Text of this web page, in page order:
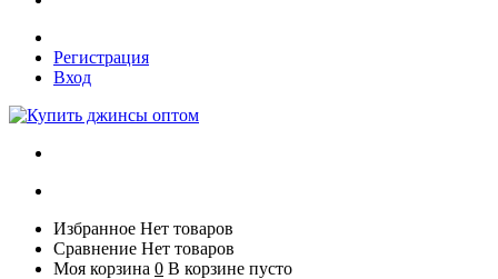
Регистрация
Вход
Избранное Нет товаров
Сравнение Нет товаров
Моя корзина 0 В корзине пусто